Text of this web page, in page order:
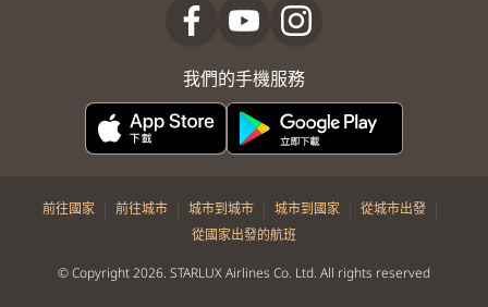
我們的手機服務
前往國家 | 前往城市 | 城市到城市 | 城市到國家 | 從城市出發 |
從國家出發的航班
© Copyright 2026. STARLUX Airlines Co. Ltd. All rights reserved